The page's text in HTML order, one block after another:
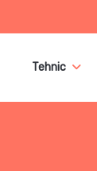
Tehnic